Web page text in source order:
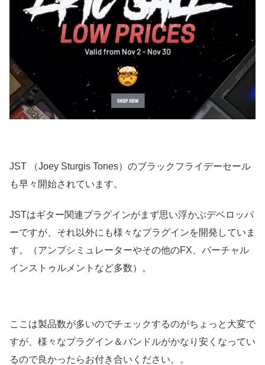
JST （Joey Sturgis Tones）のブラックフライデーセール
も早々開始されています。
JSTはギター関連プラグインがまず思い浮かぶデベロッパ
ーですが、それ以外にも様々なプラグインを開発していま
す。（アンプシミュレーターやその他のFX、バーチャル
インストゥルメントなど多数）。
ここは製品数が多いのでチェックするのがちょっと大変で
すが、様々なプラグイン＆バンドルがかなり安くなってい
るので良かったらお付き合いください。。